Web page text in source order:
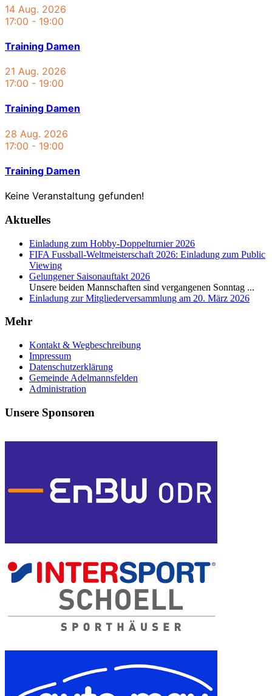
14 Aug. 2026
17:00 - 19:00
Training Damen
21 Aug. 2026
17:00 - 19:00
Training Damen
28 Aug. 2026
17:00 - 19:00
Training Damen
Keine Veranstaltung gefunden!
Aktuelles
Einladung zum Hobby-Doppelturnier 2026
FIFA Fussball-Weltmeisterschaft 2026: Einladung zum Public
Viewing
Gelungener Saisonauftakt 2026
Unsere beiden Mannschaften sind vergangenen Sonntag ...
Einladung zur Mitgliederversammlung am 20. März 2026
Mehr
Kontakt & Wegbeschreibung
Impressum
Datenschutzerklärung
Gemeinde Adelmannsfelden
Administration
Unsere Sponsoren